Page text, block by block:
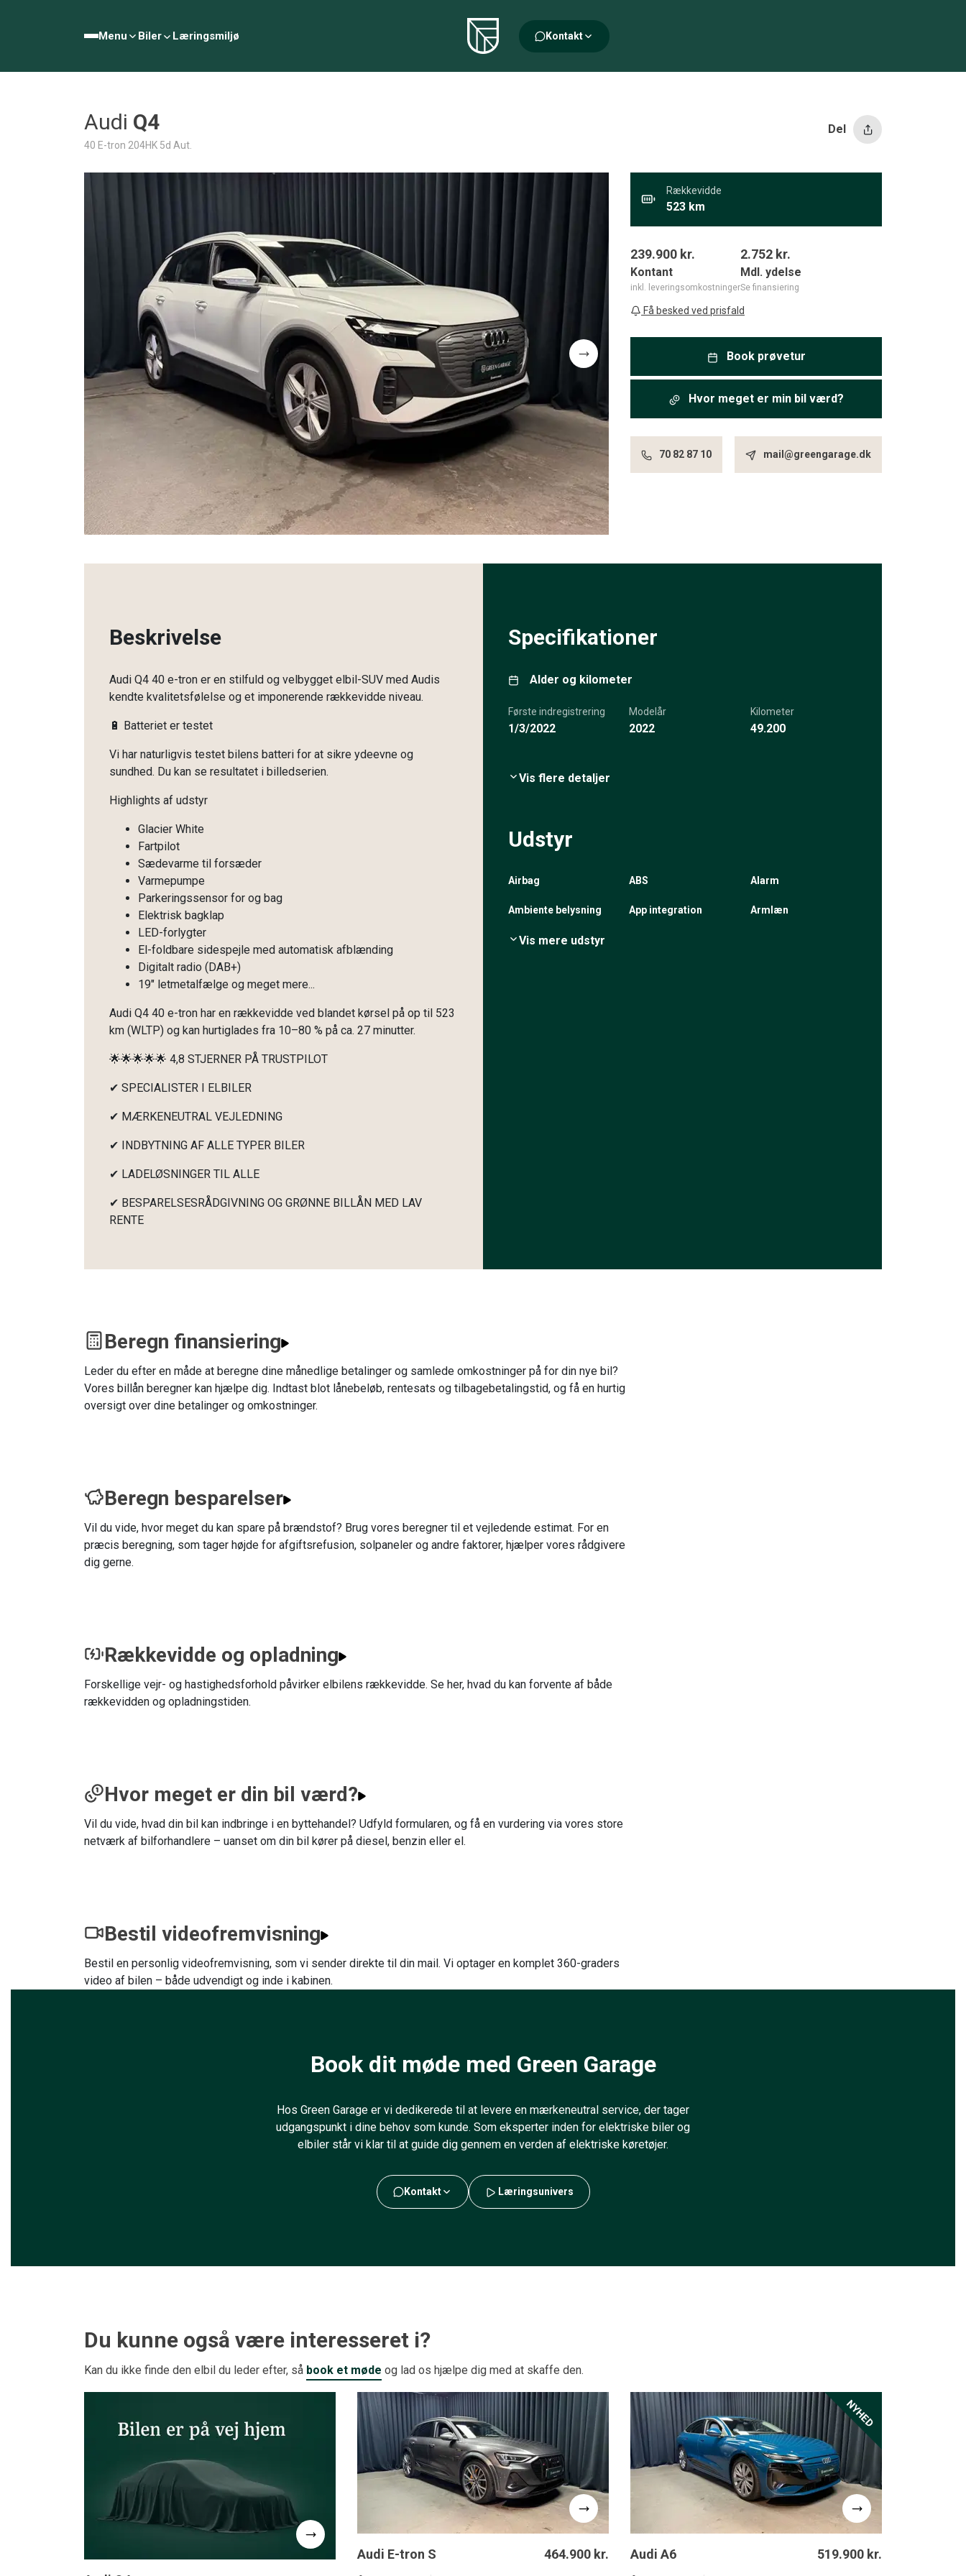
Menu Biler Læringsmiljø Kontakt
Audi Q4
40 E-tron 204HK 5d Aut.
Del
Rækkevidde
523 km
239.900 kr.
Kontant
inkl. leveringsomkostninger
2.752 kr.
Mdl. ydelse
Se finansiering
Få besked ved prisfald
Book prøvetur
Hvor meget er min bil værd?
70 82 87 10 mail@greengarage.dk
Beskrivelse
Audi Q4 40 e-tron er en stilfuld og velbygget elbil-SUV med Audis
kendte kvalitetsfølelse og et imponerende rækkevidde niveau.
🔋 Batteriet er testet
Vi har naturligvis testet bilens batteri for at sikre ydeevne og
sundhed. Du kan se resultatet i billedserien.
Highlights af udstyr
Glacier White
Fartpilot
Sædevarme til forsæder
Varmepumpe
Parkeringssensor for og bag
Elektrisk bagklap
LED-forlygter
El-foldbare sidespejle med automatisk afblænding
Digitalt radio (DAB+)
19" letmetalfælge og meget mere...
Audi Q4 40 e-tron har en rækkevidde ved blandet kørsel på op til 523
km (WLTP) og kan hurtiglades fra 10–80 % på ca. 27 minutter.
🌟🌟🌟🌟🌟 4,8 STJERNER PÅ TRUSTPILOT
✔ SPECIALISTER I ELBILER
✔ MÆRKENEUTRAL VEJLEDNING
✔ INDBYTNING AF ALLE TYPER BILER
✔ LADELØSNINGER TIL ALLE
✔ BESPARELSESRÅDGIVNING OG GRØNNE BILLÅN MED LAV
RENTE
Specifikationer
Alder og kilometer
Første indregistrering
1/3/2022
Modelår
2022
Kilometer
49.200
Vis flere detaljer
Udstyr
Airbag ABS Alarm
Ambiente belysning App integration Armlæn
Vis mere udstyr
Beregn finansiering
Leder du efter en måde at beregne dine månedlige betalinger og samlede omkostninger på for din nye bil?
Vores billån beregner kan hjælpe dig. Indtast blot lånebeløb, rentesats og tilbagebetalingstid, og få en hurtig
oversigt over dine betalinger og omkostninger.
Beregn besparelser
Vil du vide, hvor meget du kan spare på brændstof? Brug vores beregner til et vejledende estimat. For en
præcis beregning, som tager højde for afgiftsrefusion, solpaneler og andre faktorer, hjælper vores rådgivere
dig gerne.
Rækkevidde og opladning
Forskellige vejr- og hastighedsforhold påvirker elbilens rækkevidde. Se her, hvad du kan forvente af både
rækkevidden og opladningstiden.
Hvor meget er din bil værd?
Vil du vide, hvad din bil kan indbringe i en byttehandel? Udfyld formularen, og få en vurdering via vores store
netværk af bilforhandlere – uanset om din bil kører på diesel, benzin eller el.
Bestil videofremvisning
Bestil en personlig videofremvisning, som vi sender direkte til din mail. Vi optager en komplet 360-graders
video af bilen – både udvendigt og inde i kabinen.
Book dit møde med Green Garage
Hos Green Garage er vi dedikerede til at levere en mærkeneutral service, der tager
udgangspunkt i dine behov som kunde. Som eksperter inden for elektriske biler og
elbiler står vi klar til at guide dig gennem en verden af elektriske køretøjer.
Kontakt Læringsunivers
Du kunne også være interesseret i?
Kan du ikke finde den elbil du leder efter, så book et møde og lad os hjælpe dig med at skaffe den.
Audi E-tron S 464.900 kr.
NYHED
Audi A6 519.900 kr.